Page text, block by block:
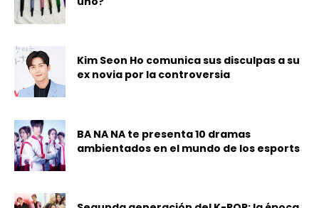
Kim Seon Ho comunica sus disculpas a su
ex novia por la controversia
BA NA NA te presenta 10 dramas
ambientados en el mundo de los esports